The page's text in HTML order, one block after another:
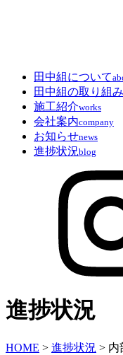
田中組について
田中組の取り組み
施工紹介works
会社案内company
お知らせnews
進捗状況blog
進捗状況
HOME > 進捗状況 > 内